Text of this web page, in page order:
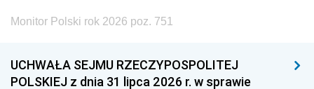
Monitor Polski rok 2026 poz. 751
UCHWAŁA SEJMU RZECZYPOSPOLITEJ
POLSKIEJ z dnia 31 lipca 2026 r. w sprawie